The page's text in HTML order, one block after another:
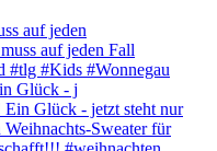
auf jeden
Glück - j